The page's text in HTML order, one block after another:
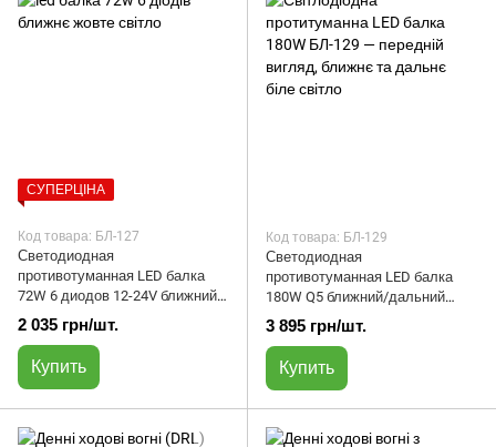
СУПЕРЦІНА
Код товара: БЛ-127
Светодиодная
противотуманная LED балка
72W 6 диодов 12-24V ближний /
дальний желтый /белый свет |
БЛ-127
2 035 грн/шт.
Купить
Код товара: БЛ-129
Светодиодная
противотуманная LED балка
180W Q5 ближний/дальний
белый свет | БЛ-129
3 895 грн/шт.
Купить